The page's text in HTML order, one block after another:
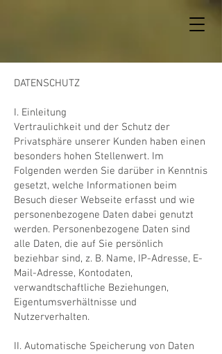
DATENSCHUTZ
I. Einleitung
​Vertraulichkeit und der Schutz der
Privatsphäre unserer Kunden haben einen
besonders hohen Stellenwert. Im
Folgenden werden Sie darüber in Kenntnis
gesetzt, welche Informationen beim
Besuch dieser Webseite erfasst und wie
personenbezogene Daten dabei genutzt
werden. Personenbezogene Daten sind
alle Daten, die auf Sie persönlich
beziehbar sind, z. B. Name, IP-Adresse, E-
Mail-Adresse, Kontodaten,
verwandtschaftliche Beziehungen,
Eigentumsverhältnisse und
Nutzerverhalten.
II. Automatische Speicherung von Daten